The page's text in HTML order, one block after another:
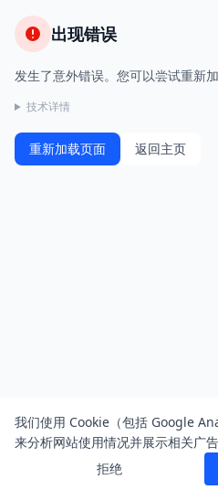
出现错误
发生了意外错误。您可以尝试重新
技术详情
重新加载页面 返回主页
我们使用 Cookie（包括 Google
来分析网站使用情况并展示相关广告
拒绝